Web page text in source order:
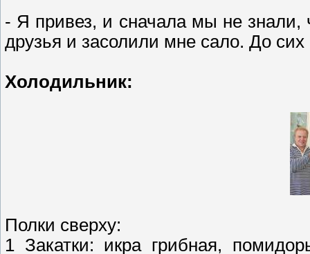
- Я привез, и сначала мы не знали,
друзья и засолили мне сало. До
Холодильник:
Полки сверху:
1 Закатки: икра грибная,